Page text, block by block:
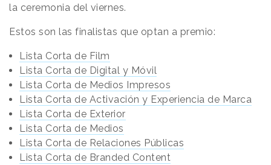
la ceremonia del viernes.
Estos son las finalistas que optan a premio:
Lista Corta de Film
Lista Corta de Digital y Móvil
Lista Corta de Medios Impresos
Lista Corta de Activación y Experiencia de Marca
Lista Corta de Exterior
Lista Corta de Medios
Lista Corta de Relaciones Públicas
Lista Corta de Branded Content